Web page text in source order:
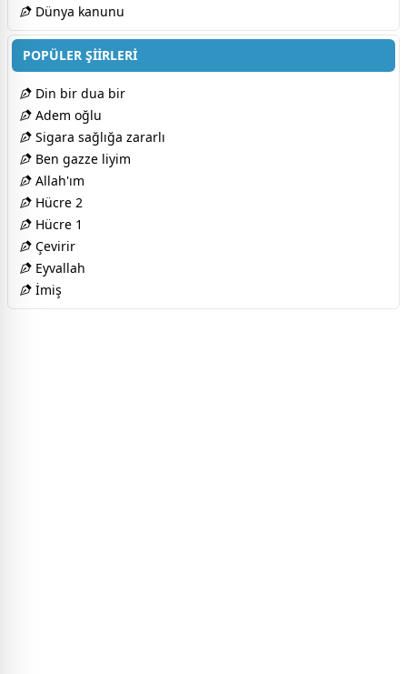
Dünya kanunu
POPÜLER ŞİİRLERİ
Din bir dua bir
Adem oğlu
Sigara sağlığa zararlı
Ben gazze liyim
Allah'ım
Hücre 2
Hücre 1
Çevirir
Eyvallah
İmiş